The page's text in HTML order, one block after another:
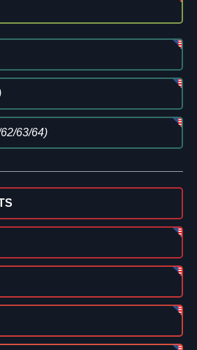
63/64)